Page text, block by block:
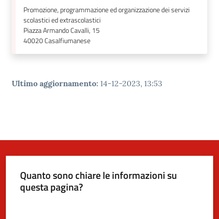
Promozione, programmazione ed organizzazione dei servizi
scolastici ed extrascolastici
Piazza Armando Cavalli, 15
40020Casalfiumanese
Ultimo aggiornamento: 14-12-2023, 13:53
Quanto sono chiare le informazioni su
questa pagina?